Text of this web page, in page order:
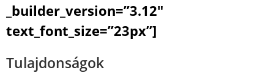
_builder_version=”3.12″
text_font_size=”23px”]
Tulajdonságok